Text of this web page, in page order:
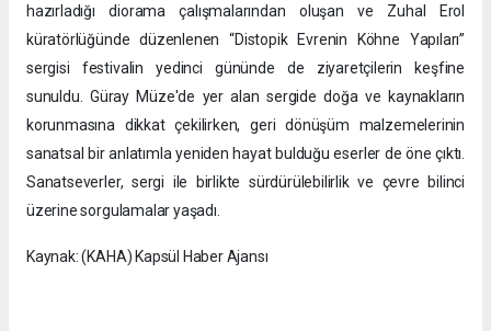
hazırladığı diorama çalışmalarından oluşan ve Zuhal Erol
küratörlüğünde düzenlenen “Distopik Evrenin Köhne Yapıları”
sergisi festivalin yedinci gününde de ziyaretçilerin keşfine
sunuldu. Güray Müze'de yer alan sergide doğa ve kaynakların
korunmasına dikkat çekilirken, geri dönüşüm malzemelerinin
sanatsal bir anlatımla yeniden hayat bulduğu eserler de öne çıktı.
Sanatseverler, sergi ile birlikte sürdürülebilirlik ve çevre bilinci
üzerine sorgulamalar yaşadı.
Kaynak: (KAHA) Kapsül Haber Ajansı